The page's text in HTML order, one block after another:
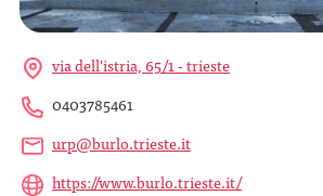
via dell'istria, 65/1 - trieste
0403785461
urp@burlo.trieste.it
https://www.burlo.trieste.it/